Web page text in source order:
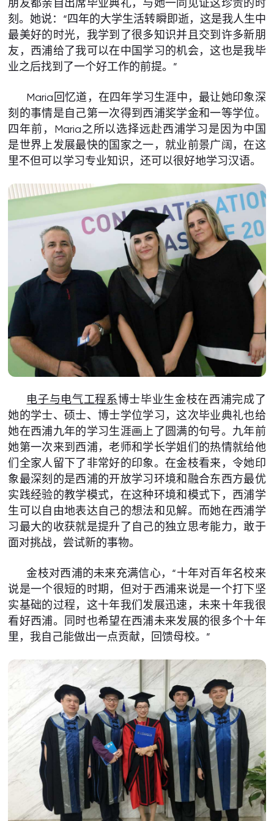
朋友都亲自出席毕业典礼，与她一同见证这珍贵的时
刻。她说：“四年的大学生活转瞬即逝，这是我人生中
最美好的时光，我学到了很多知识并且交到许多新朋
友，西浦给了我可以在中国学习的机会，这也是我毕
业之后找到了一个好工作的前提。”
Maria回忆道，在四年学习生涯中，最让她印象深
刻的事情是自己第一次得到西浦奖学金和一等学位。
四年前，Maria之所以选择远赴西浦学习是因为中国
是世界上发展最快的国家之一，就业前景广阔，在这
里不但可以学习专业知识，还可以很好地学习汉语。
电子与电气工程系博士毕业生金枝在西浦完成了
她的学士、硕士、博士学位学习，这次毕业典礼也给
她在西浦九年的学习生涯画上了圆满的句号。九年前
她第一次来到西浦，老师和学长学姐们的热情就给他
们全家人留下了非常好的印象。在金枝看来，令她印
象最深刻的是西浦的开放学习环境和融合东西方最优
实践经验的教学模式，在这种环境和模式下，西浦学
生可以自由地表达自己的想法和见解。而她在西浦学
习最大的收获就是提升了自己的独立思考能力，敢于
面对挑战，尝试新的事物。
金枝对西浦的未来充满信心，“十年对百年名校来
说是一个很短的时期，但对于西浦来说是一个打下坚
实基础的过程，这十年我们发展迅速，未来十年我很
看好西浦。同时也希望在西浦未来发展的很多个十年
里，我自己能做出一点贡献，回馈母校。”